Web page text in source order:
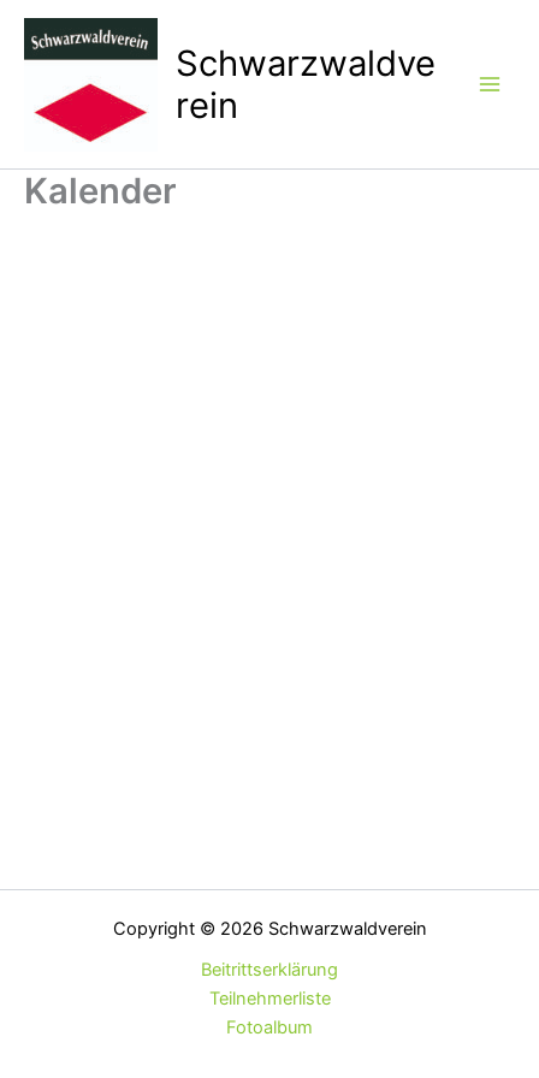
Zum
Inhalt
Schwarzwaldve
rein
Kalender
Copyright © 2026 Schwarzwaldverein
Beitrittserklärung
Teilnehmerliste
Fotoalbum